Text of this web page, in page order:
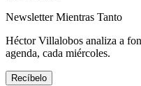
Newsletter Mientras Tanto
Héctor Villalobos analiza a
agenda, cada miércoles.
Recíbelo